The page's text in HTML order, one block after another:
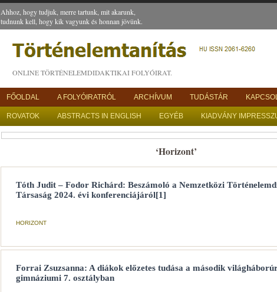
Ahhoz, hogy tudjuk, merre tartunk, mit akarunk,
tudnunk kell, hogy kik vagyunk és honnan jövünk.
ONLINE TÖRTÉNELEMDIDAKTIKAI FOLYÓIRAT.
FŐOLDAL A FOLYÓIRATRÓL ARCHÍVUM TUDÁSTÁR
ROVATOK ABSTRACTS IN ENGLISH EGYÉB KIADVÁNY
‘Horizont’
Tóth Judit – Fodor Richárd: Beszámoló a Nemzetközi
Társaság 2024. évi konferenciájáról[1]
HORIZONT
Forrai Zsuzsanna: A diákok előzetes tudása a második
gimnáziumi 7. osztályban